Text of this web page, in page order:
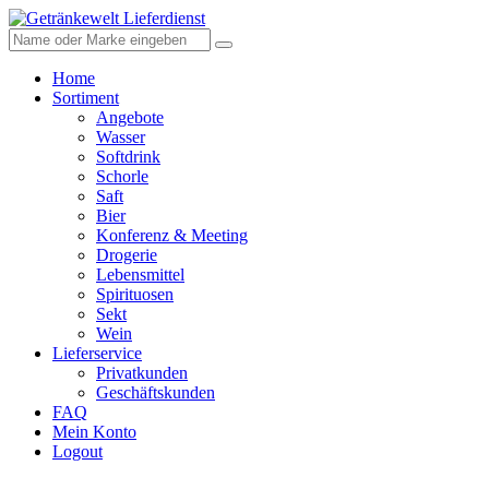
Home
Sortiment
Angebote
Wasser
Softdrink
Schorle
Saft
Bier
Konferenz & Meeting
Drogerie
Lebensmittel
Spirituosen
Sekt
Wein
Lieferservice
Privatkunden
Geschäftskunden
FAQ
Mein Konto
Logout